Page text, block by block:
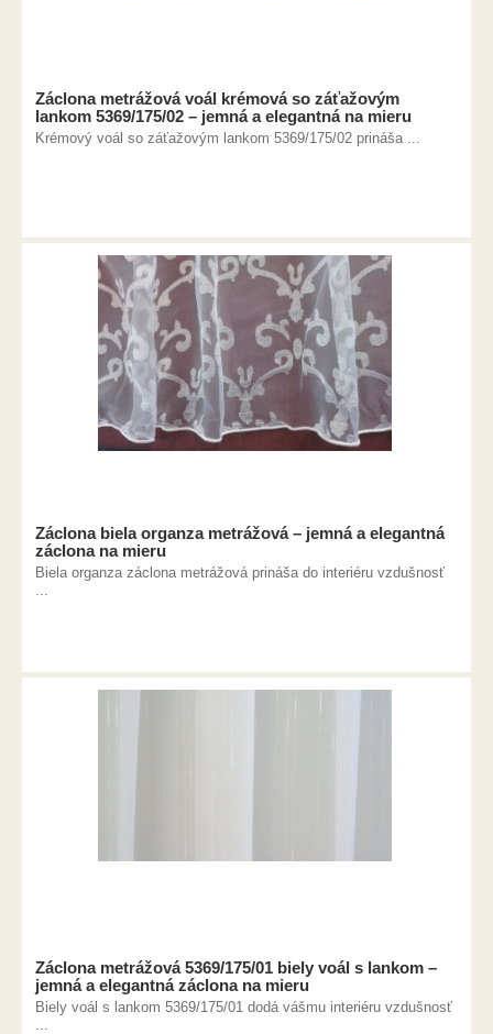
Záclona metrážová voál krémová so záťažovým
lankom 5369/175/02 – jemná a elegantná na mieru
Krémový voál so záťažovým lankom 5369/175/02 prináša ...
Záclona biela organza metrážová – jemná a elegantná
záclona na mieru
Biela organza záclona metrážová prináša do interiéru vzdušnosť
...
Záclona metrážová 5369/175/01 biely voál s lankom –
jemná a elegantná záclona na mieru
Biely voál s lankom 5369/175/01 dodá vášmu interiéru vzdušnosť
...